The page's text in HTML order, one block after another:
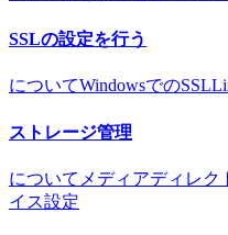
SSLの設定を行う
についてWindowsでのSSL
ストレージ管理
について メディアディレク
イス設定